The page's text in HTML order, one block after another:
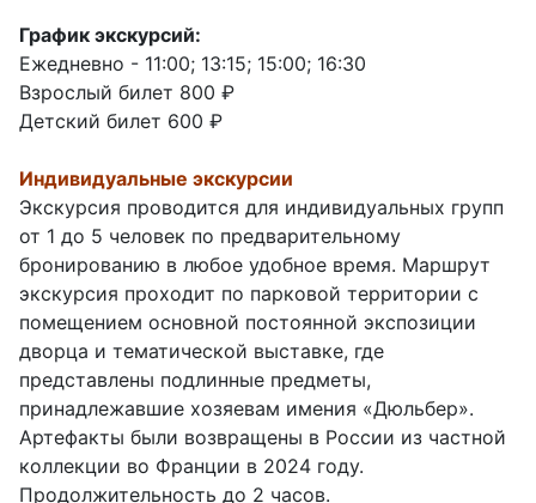
График экскурсий:
Ежедневно - 11:00; 13:15; 15:00; 16:30
Взрослый билет 800 ₽
Детский билет 600 ₽
Индивидуальные экскурсии
Экскурсия проводится для индивидуальных групп
от 1 до 5 человек по предварительному
бронированию в любое удобное время. Маршрут
экскурсия проходит по парковой территории с
помещением основной постоянной экспозиции
дворца и тематической выставке, где
представлены подлинные предметы,
принадлежавшие хозяевам имения «Дюльбер».
Артефакты были возвращены в России из частной
коллекции во Франции в 2024 году.
Продолжительность до 2 часов.